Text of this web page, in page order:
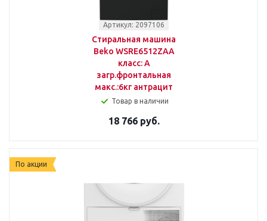
Артикул: 2097106
Стиральная машина
Beko WSRE6512ZAA
класс: A
загр.фронтальная
макс.:6кг антрацит
Товар в наличии
18 766 руб.
По акции